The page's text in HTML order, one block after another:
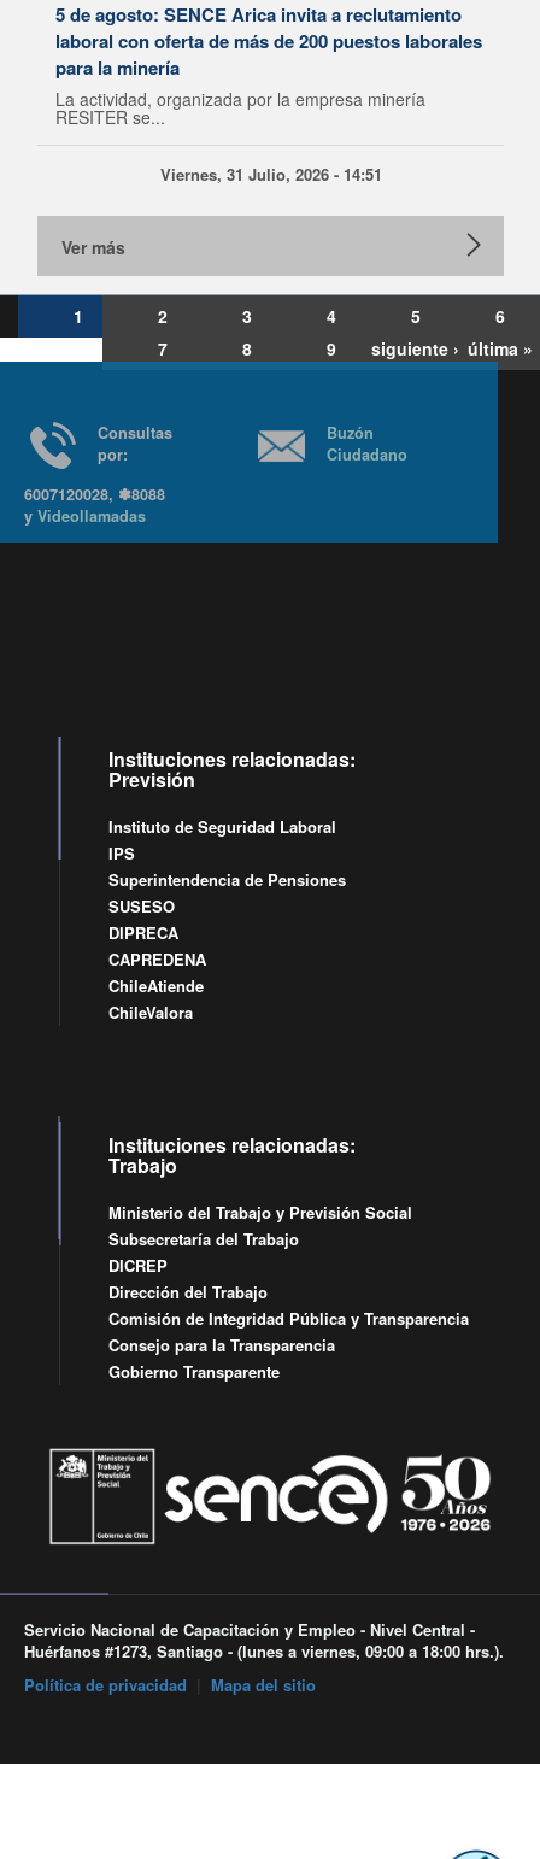
5 de agosto: SENCE Arica invita a reclutamiento
laboral con oferta de más de 200 puestos laborales
para la minería
La actividad, organizada por la empresa minería
RESITER se...
Viernes, 31 Julio, 2026 - 14:51
Ver más
1 2 3 4 5
6
7
8 9 siguiente › última »
Consultas
6007120028, ✽8088
yVideollamadas
Buzón
Ciudadano
Instituciones relacionadas:
Previsión
Instituto de Seguridad Laboral
IPS
Superintendencia de Pensiones
SUSESO
DIPRECA
CAPREDENA
ChileAtiende
ChileValora
Instituciones relacionadas:
Trabajo
Ministerio del Trabajo y Previsión Social
Subsecretaría del Trabajo
DICREP
Dirección del Trabajo
Comisión de Integridad Pública y Transparencia
Consejo para la Transparencia
Gobierno Transparente
Servicio Nacional de Capacitación y Empleo - Nivel Central -
Huérfanos #1273, Santiago - (lunes a viernes, 09:00 a 18:00 hrs.).
Política de privacidad
Mapa del sitio